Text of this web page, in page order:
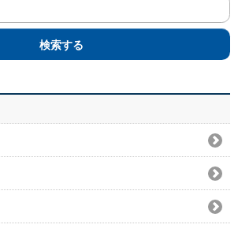
検索する